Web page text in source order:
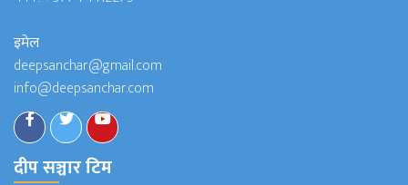
इमेल
deepsanchar@gmail.com
info@deepsanchar.com
दीप सञ्चार टिम